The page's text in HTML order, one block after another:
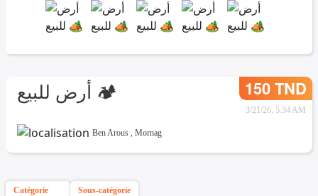
أرض للبيع 🏕 150 TND
3/21/26, 5:34 AM
Ben Arous , Mornag
Catégorie Sous-catégorie